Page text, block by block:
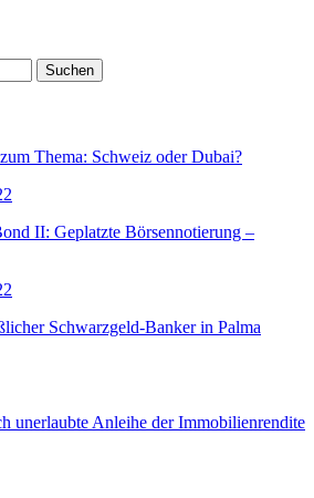
Thema: Schweiz oder Dubai?
II: Geplatzte Börsennotierung –
Schwarzgeld-Banker in Palma
unerlaubte Anleihe der Immobilienrendite